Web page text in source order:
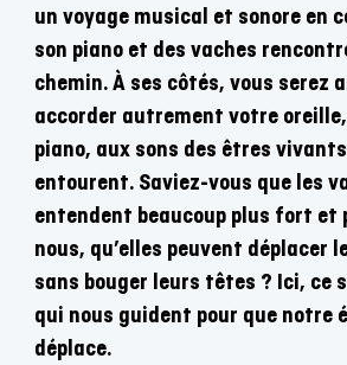
un voyage musical et sonore en
son piano et des vaches
chemin. À ses côtés, vous serez
accorder autrement votre
piano, aux sons des êtres
entourent. Saviez-vous que les
entendent beaucoup plus fort et
nous, qu’elles peuvent déplacer
sans bouger leurs têtes ? Ici, ce
qui nous guident pour que notre
déplace.